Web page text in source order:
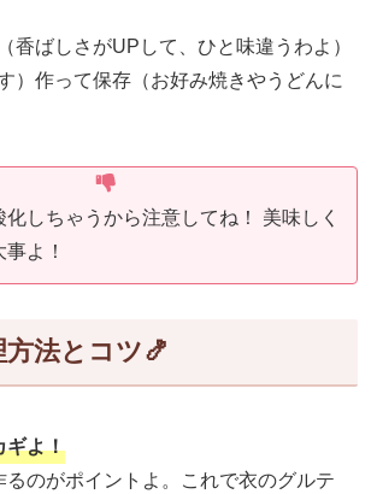
香ばしさがUPして、ひと味違うわよ）
）作って保存（お好み焼きやうどんに
しちゃうから注意してね！ 美味しく
よ！
法とコツ🍤
ギよ！
るのがポイントよ。これで衣のグルテ